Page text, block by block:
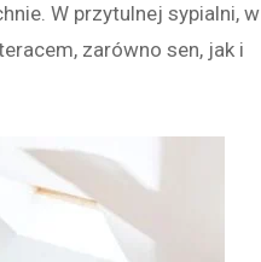
W przytulnej sypialni, w
zarówno sen, jak i